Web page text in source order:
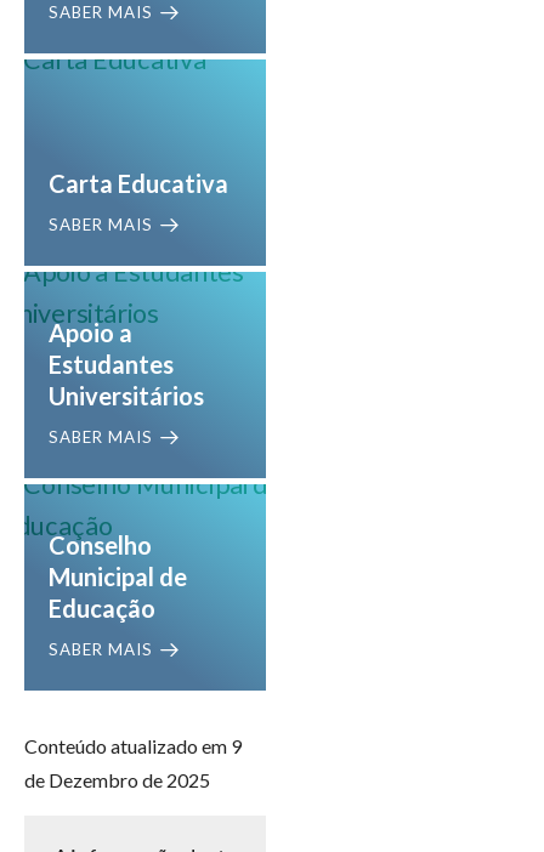
SABER MAIS
Carta Educativa
SABER MAIS
Apoio a
Estudantes
Universitários
SABER MAIS
Conselho
Municipal de
Educação
SABER MAIS
Conteúdo atualizado em 9
de Dezembro de 2025